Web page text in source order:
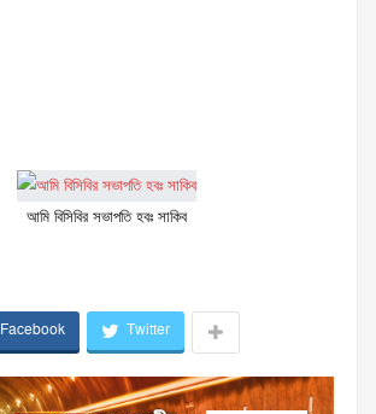
আমি বিসিবির সভাপতি হবঃ সাকিব
Facebook Twitter